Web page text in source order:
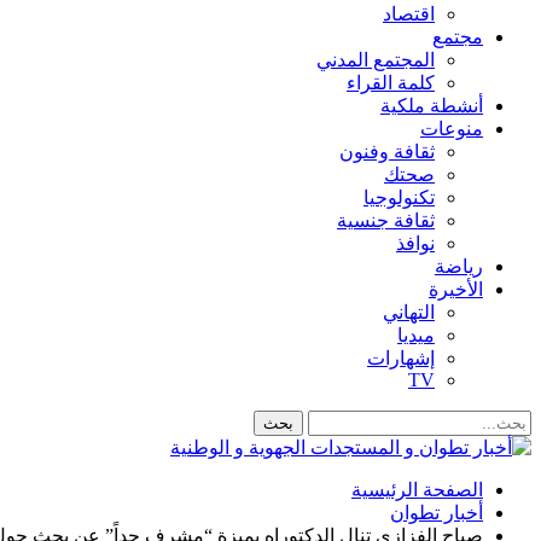
اقتصاد
مجتمع
المجتمع المدني
كلمة القراء
أنشطة ملكية
منوعات
ثقافة وفنون
صحتك
تكنولوجيا
ثقافة جنسية
نوافذ
رياضة
الأخيرة
التهاني
ميديا
إشهارات
TV
الصفحة الرئيسية
أخبار تطوان
صباح الفزازي تنال الدكتوراه بميزة “مشرف جداً” عن بحث